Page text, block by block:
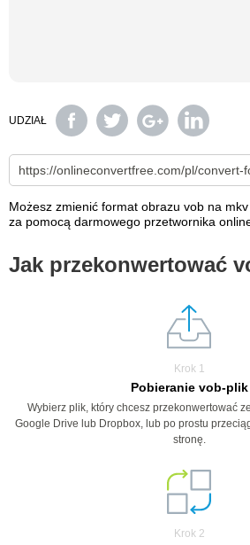
UDZIAŁ
Możesz zmienić format obrazu vob na
za pomocą darmowego przetwornika
Jak przekonwertować
Krok 1
Pobieranie vob-plik
Wybierz plik, który chcesz przekonwertować
Google Drive lub Dropbox, lub po prostu
stronę.
Krok 2